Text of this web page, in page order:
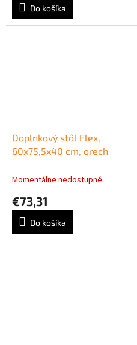
Do košíka
Doplnkový stôl Flex,
60x75,5x40 cm, orech
Momentálne nedostupné
€73,31
Do košíka